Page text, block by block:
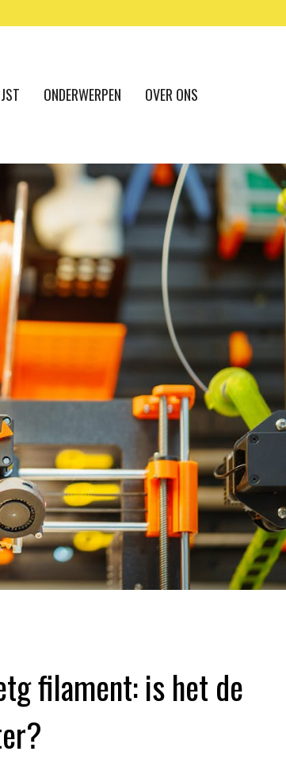
ONDERWERPEN OVER ONS
filament: is het de